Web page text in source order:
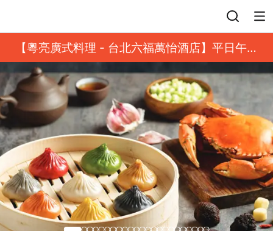
【粵亮廣式料理 - 台北六福萬怡酒店】平日午餐
8 折起｜靓港點套餐